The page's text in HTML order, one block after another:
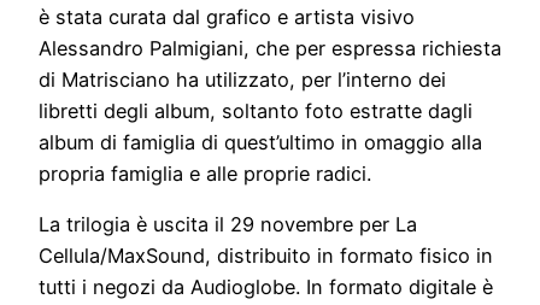
è stata curata dal grafico e artista visivo
Alessandro Palmigiani, che per espressa richiesta
di Matrisciano ha utilizzato, per l’interno dei
libretti degli album, soltanto foto estratte dagli
album di famiglia di quest’ultimo in omaggio alla
propria famiglia e alle proprie radici.
La trilogia è uscita il 29 novembre per La
Cellula/MaxSound, distribuito in formato fisico in
tutti i negozi da Audioglobe. In formato digitale è